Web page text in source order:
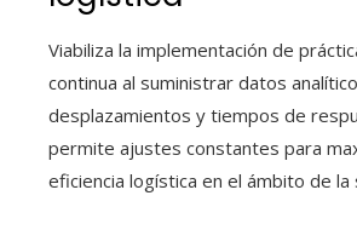
Viabiliza la implementación de
continua al suministrar datos
desplazamientos y tiempos de
permite ajustes constantes para
eficiencia logística en el ámbito de la